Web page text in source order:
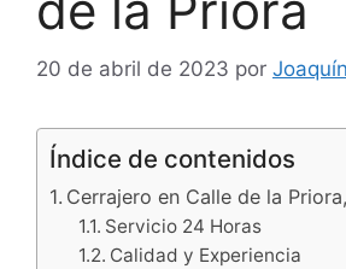
20 de abril de 2023 por Joaquín
Índice de contenidos
Cerrajero en Calle de la
Servicio 24 Horas
Calidad y Experiencia